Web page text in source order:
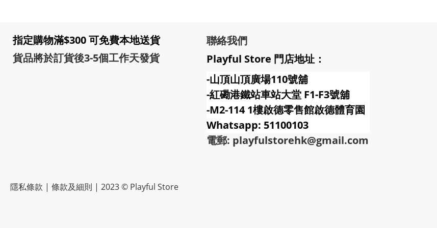
指定購物滿$300 可免費本地送貨
貨品將於訂貨後3-5個工作天發貨
聯絡我們
Playful Store 門店地址：
-山頂山頂廣場110號舖
-紅磡港鐵站車站大堂 F1-F3號舖
-M2-114 1樓啟德零售館啟德體育園
Whatsapp: 51100103
電郵: playfulstorehk@gmail.com
隱私條款 | 條款及細則 | 2023 © Playful Store